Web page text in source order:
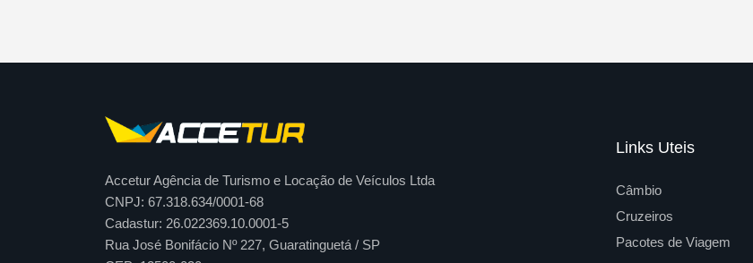
Accetur Agência de Turismo e Locação de Veículos Ltda
CNPJ: 67.318.634/0001-68
Cadastur: 26.022369.10.0001-5
Rua José Bonifácio Nº 227, Guaratinguetá / SP
Links Uteis
Câmbio
Cruzeiros
Pacotes de Viagem